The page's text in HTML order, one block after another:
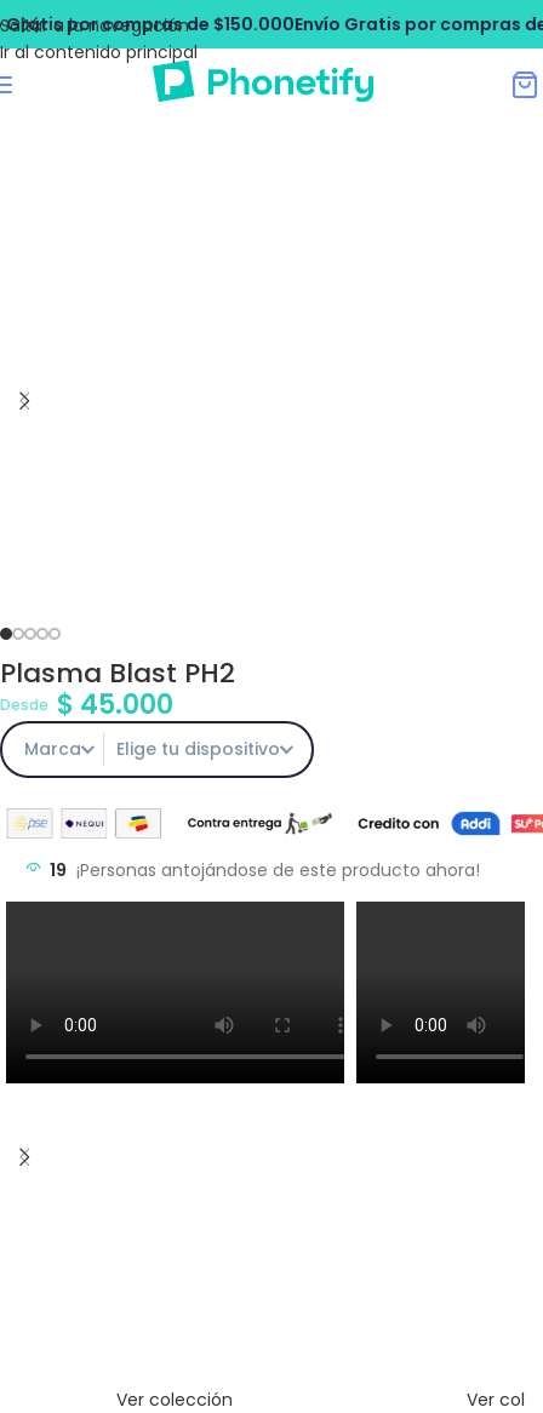
Saltar a la navegación
Ir al contenido principal
por compras de $150.000Envío Gratis por compras de
Plasma Blast PH2
Desde $ 45.000
Marca Elige tu dispositivo
19 ¡Personas antojándose de este producto ahora!
Ver colección Ver